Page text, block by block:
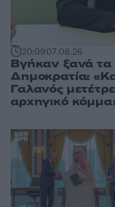
20:0907.08.26
Βγήκαν ξανά τα
Δημοκρατία:
Γαλανός
αρχηγικό